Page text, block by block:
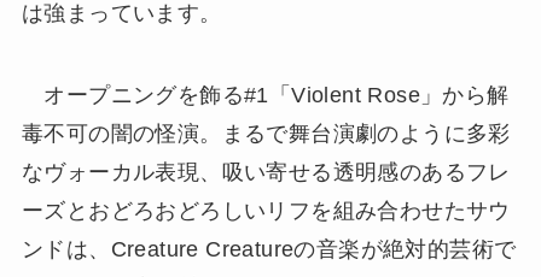
は強まっています。
オープニングを飾る#1「Violent Rose」から解
毒不可の闇の怪演。まるで舞台演劇のように多彩
なヴォーカル表現、吸い寄せる透明感のあるフレ
ーズとおどろおどろしいリフを組み合わせたサウ
ンドは、Creature Creatureの音楽が絶対的芸術で